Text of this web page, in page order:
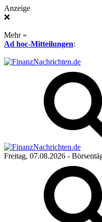
Anzeige
❌
Mehr »
Ad hoc-Mitteilungen:
Freitag, 07.08.2026 -